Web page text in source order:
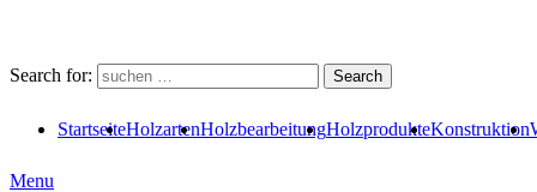
Search for: Search
StartseiteHolzartenHolzbearbeitungHolzprodukteKonstruktion
Menu